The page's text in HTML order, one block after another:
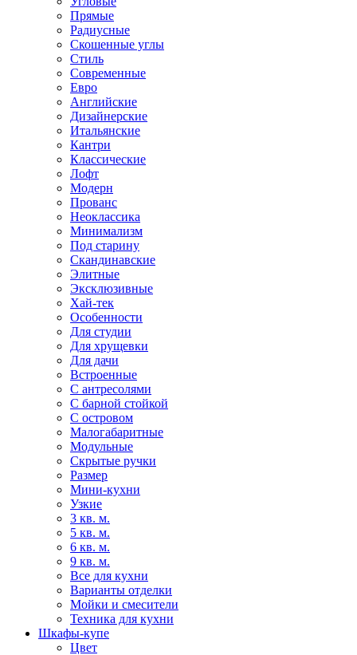
Прямые
Радиусные
Скошенные углы
Стиль
Современные
Евро
Английские
Дизайнерские
Итальянские
Кантри
Классические
Лофт
Модерн
Прованс
Неоклассика
Минимализм
Под старину
Скандинавские
Элитные
Эксклюзивные
Хай-тек
Особенности
Для студии
Для хрущевки
Для дачи
Встроенные
С антресолями
С барной стойкой
С островом
Малогабаритные
Модульные
Скрытые ручки
Размер
Мини-кухни
Узкие
3 кв. м.
5 кв. м.
6 кв. м.
9 кв. м.
Все для кухни
Варианты отделки
Мойки и смесители
Техника для кухни
Шкафы-купе
Цвет